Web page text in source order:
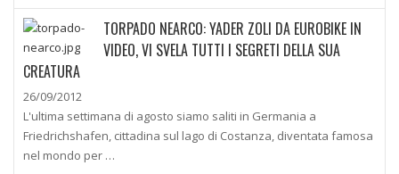
TORPADO NEARCO: YADER ZOLI DA EUROBIKE IN
VIDEO, VI SVELA TUTTI I SEGRETI DELLA SUA
CREATURA
26/09/2012
L'ultima settimana di agosto siamo saliti in Germania a
Friedrichshafen, cittadina sul lago di Costanza, diventata famosa
nel mondo per …